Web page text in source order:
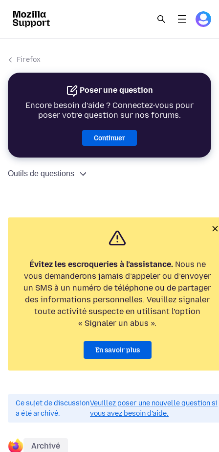
Firefox
Poser une question
Encore besoin d’aide ? Connectez-vous pour
poser votre question sur nos forums.
Continuer
Outils de questions
Évitez les escroqueries à l’assistance.Nous ne
vous demanderons jamais d’appeler ou d’envoyer
un SMS à un numéro de téléphone ou de partager
des informations personnelles. Veuillez signaler
toute activité suspecte en utilisant l’option
« Signaler un abus ».
En savoir plus
Ce sujet de discussion
a été archivé.
Veuillez poser une nouvelle question si
vous avez besoin d’aide.
Archivé